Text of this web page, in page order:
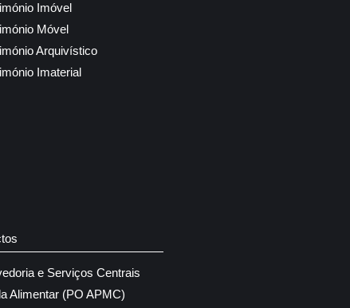
Imóvel
Móvel
Arquivístico
Imaterial
e Serviços Centrais
Alimentar (PO APMC)